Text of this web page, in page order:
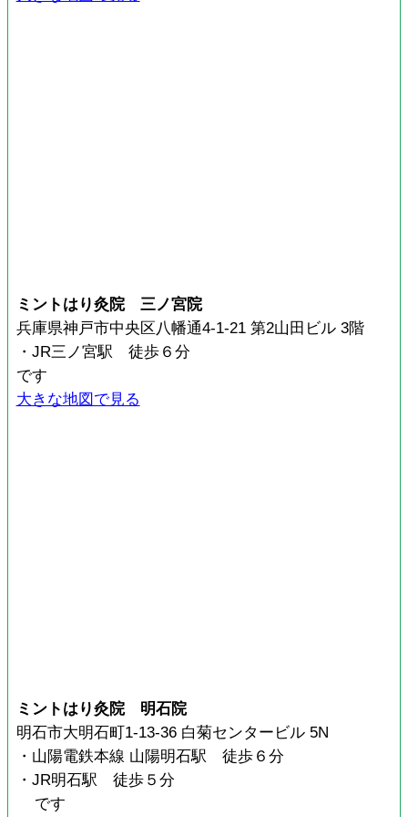
ミントはり灸院 三ノ宮院
兵庫県神戸市中央区八幡通4-1-21 第2山田ビル 3階
・JR三ノ宮駅 徒歩６分
です
大きな地図で見る
ミントはり灸院 明石院
明石市大明石町1-13-36 白菊センタービル 5N
・山陽電鉄本線 山陽明石駅 徒歩６分
・JR明石駅 徒歩５分
です